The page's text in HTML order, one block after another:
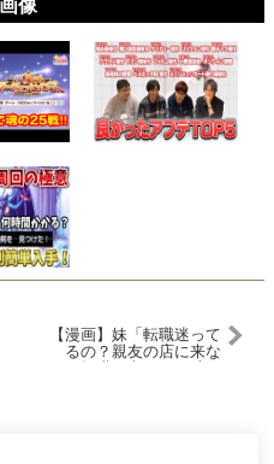
像
【漫画】妹「転職迷って
るの？親友の店に来な